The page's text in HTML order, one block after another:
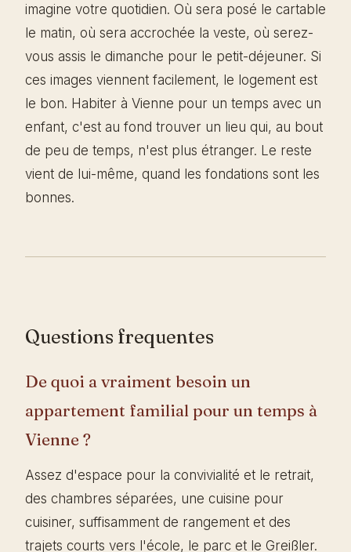
imagine votre quotidien. Où sera posé le cartable
le matin, où sera accrochée la veste, où serez-
vous assis le dimanche pour le petit-déjeuner. Si
ces images viennent facilement, le logement est
le bon. Habiter à Vienne pour un temps avec un
enfant, c'est au fond trouver un lieu qui, au bout
de peu de temps, n'est plus étranger. Le reste
vient de lui-même, quand les fondations sont les
bonnes.
Questions frequentes
De quoi a vraiment besoin un
appartement familial pour un temps à
Vienne ?
Assez d'espace pour la convivialité et le retrait,
des chambres séparées, une cuisine pour
cuisiner, suffisamment de rangement et des
trajets courts vers l'école, le parc et le Greißler.